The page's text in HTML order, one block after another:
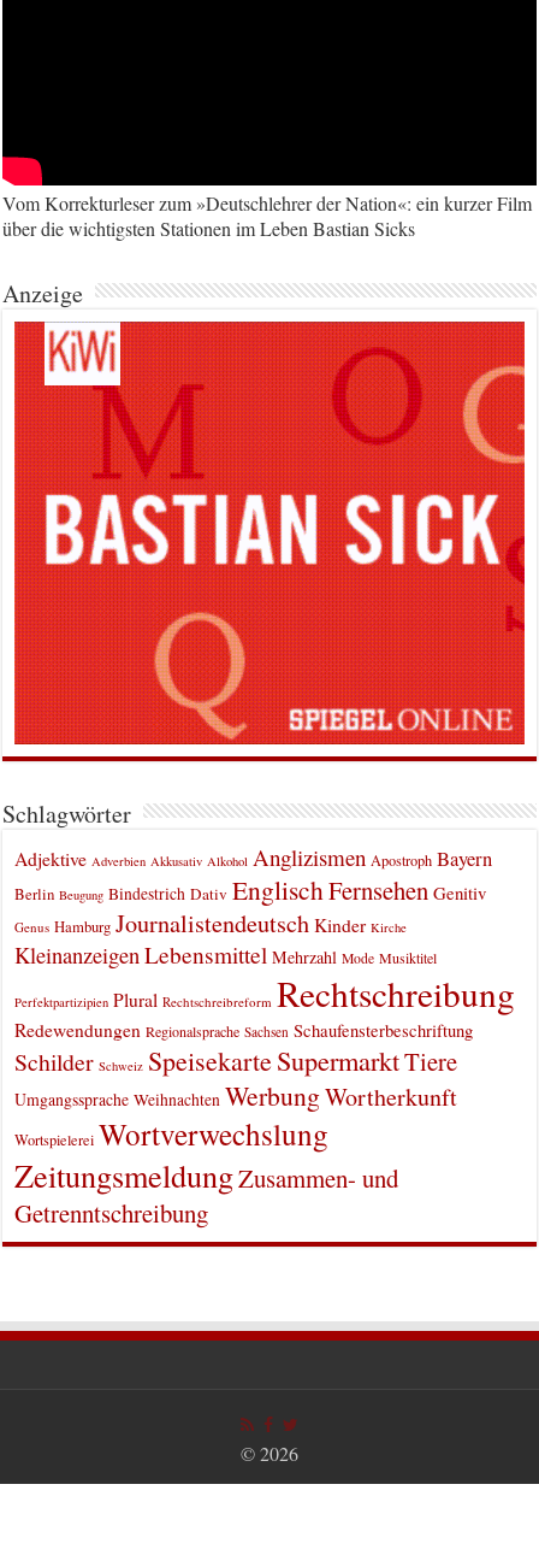
Vom Korrekturleser zum »Deutschlehrer der Nation«: ein kurzer Film
über die wichtigsten Stationen im Leben Bastian Sicks
Anzeige
Schlagwörter
Adjektive Adverbien Akkusativ Alkohol Anglizismen Apostroph Bayern
Berlin Beugung Bindestrich Dativ EnglischFernsehen Genitiv
Genus Hamburg Journalistendeutsch Kinder Kirche
Kleinanzeigen Lebensmittel Mehrzahl Mode Musiktitel
Perfektpartizipien Plural Rechtschreibreform Rechtschreibung
Redewendungen Regionalsprache Sachsen Schaufensterbeschriftung
Schilder Schweiz SpeisekarteSupermarktTiere
Umgangssprache Weihnachten WerbungWortherkunft
Wortspielerei Wortverwechslung
ZeitungsmeldungZusammen- und
Getrenntschreibung
© 2026